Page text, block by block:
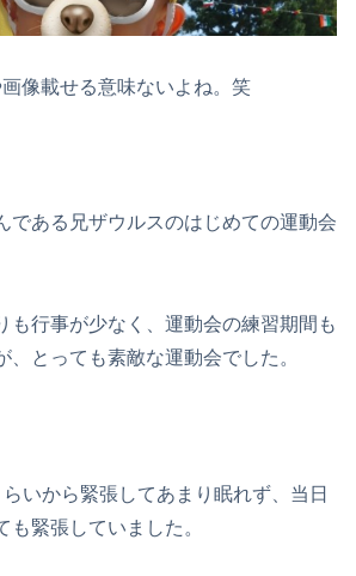
像載せる意味ないよね。笑
である兄ザウルスのはじめての運動会
も行事が少なく、運動会の練習期間も
、とっても素敵な運動会でした。
いから緊張してあまり眠れず、当日
も緊張していました。